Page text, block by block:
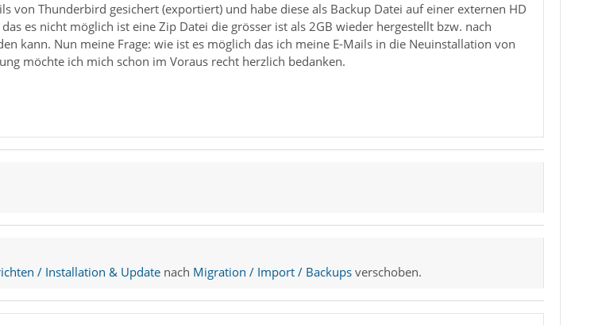
von Thunderbird gesichert (exportiert) und habe diese als Backup Datei auf einer externen HD
es nicht möglich ist eine Zip Datei die grösser ist als 2GB wieder hergestellt bzw. nach
kann. Nun meine Frage: wie ist es möglich das ich meine E-Mails in die Neuinstallation von
möchte ich mich schon im Voraus recht herzlich bedanken.
/ Installation & Updatenach Migration / Import / Backupsverschoben.